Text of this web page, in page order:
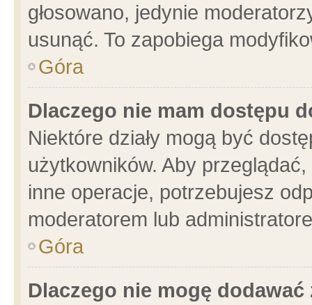
głosowano, jedynie
usunąć. To zapobiega
Góra
Dlaczego nie mam dostępu
Niektóre działy mogą być
użytkowników. Aby
inne operacje, potrzebujesz
moderatorem lub
Góra
Dlaczego nie mogę dodawać